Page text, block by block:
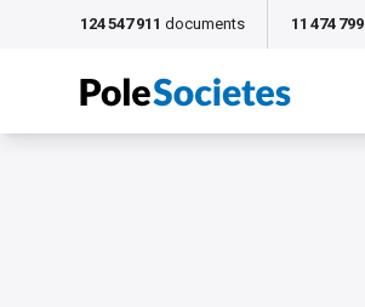
124 547 911 documents 11 474 799